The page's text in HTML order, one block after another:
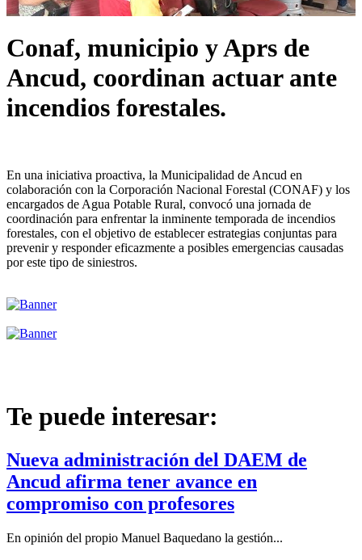
Conaf, municipio y Aprs de
Ancud, coordinan actuar ante
incendios forestales.
En una iniciativa proactiva, la Municipalidad de Ancud en
colaboración con la Corporación Nacional Forestal (CONAF) y los
encargados de Agua Potable Rural, convocó una jornada de
coordinación para enfrentar la inminente temporada de incendios
forestales, con el objetivo de establecer estrategias conjuntas para
prevenir y responder eficazmente a posibles emergencias causadas
por este tipo de siniestros.
Te puede interesar:
Nueva administración del DAEM de
Ancud afirma tener avance en
compromiso con profesores
En opinión del propio Manuel Baquedano la gestión...